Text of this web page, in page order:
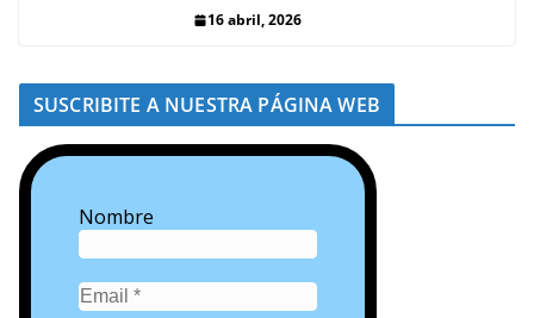
16 abril, 2026
SUSCRIBITE A NUESTRA PÁGINA WEB
Nombre